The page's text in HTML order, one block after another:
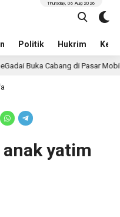
Politik Hukrim
Thursday, 06 Aug 2026
Buka Cabang di Pasar
yatim